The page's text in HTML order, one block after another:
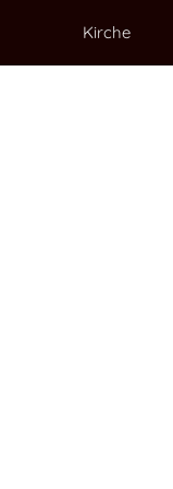
Kirche